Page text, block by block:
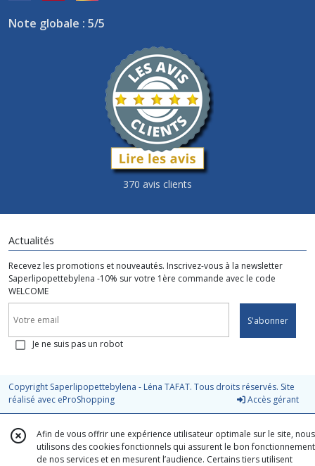
Note globale : 5/5
370 avis clients
Actualités
Recevez les promotions et nouveautés. Inscrivez-vous à la newsletter
Saperlipopettebylena -10% sur votre 1ère commande avec le code
WELCOME
S'abonner
Je ne suis pas un robot
Copyright Saperlipopettebylena - Léna TAFAT. Tous droits réservés. Site
réalisé avec eProShopping Accès gérant
Afin de vous offrir une expérience utilisateur optimale sur le site, nous
utilisons des cookies fonctionnels qui assurent le bon fonctionnement
de nos services et en mesurent l’audience. Certains tiers utilisent